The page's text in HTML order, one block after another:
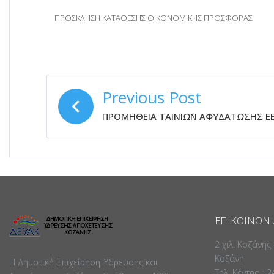
ΠΡΟΣΚΛΗΣΗ ΚΑΤΑΘΕΣΗΣ ΟΙΚΟΝΟΜΙΚΗΣ ΠΡΟΣΦΟΡΑΣ
ΠΛΟΉΓΗΣΗ
ΆΡΘΡΩΝPrevious Post
ΠΡΟΜΗΘΕΙΑ ΤΑΙΝΙΩΝ ΑΦΥΔΑΤΩΣΗΣ
Η Δημοτική Επιχείρηση Ύδρευσης και
2 χιλ.
Κοζάνη